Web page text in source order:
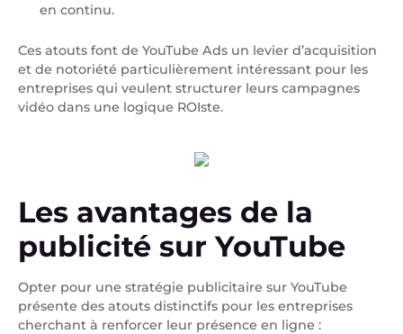
en continu.
Ces atouts font de YouTube Ads un levier d’acquisition
et de notoriété particulièrement intéressant pour les
entreprises qui veulent structurer leurs campagnes
vidéo dans une logique ROIste.
Les avantages de la
publicité sur YouTube
Opter pour une stratégie publicitaire sur YouTube
présente des atouts distinctifs pour les entreprises
cherchant à renforcer leur présence en ligne :